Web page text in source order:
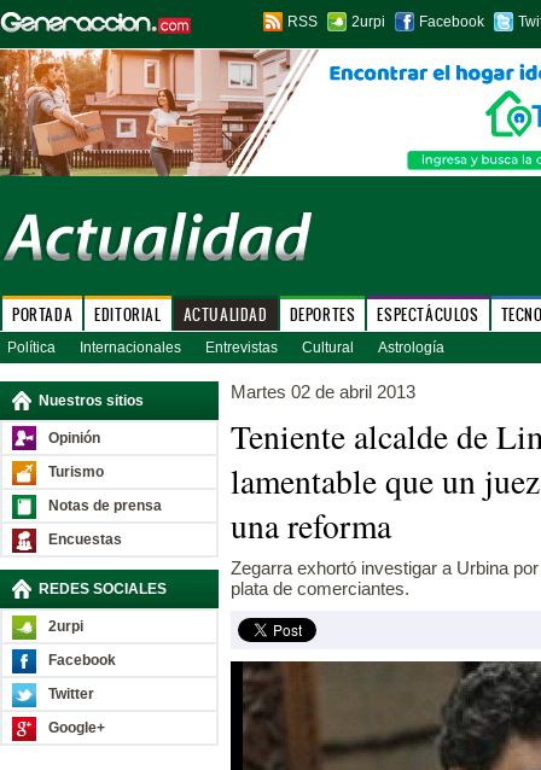
RSS 2urpi Facebook
PORTADA EDITORIAL ACTUALIDAD DEPORTES ESPECTÁCULOS
Política Internacionales Entrevistas Cultural Astrología
Nuestros sitios
Opinión
Turismo
Notas de prensa
Encuestas
REDES SOCIALES
2urpi
Facebook
Twitter
Google+
Martes 02 de abril 2013
Teniente alcalde de
lamentable que un
una reforma
Zegarra exhortó investigar a Urbina
plata de comerciantes.